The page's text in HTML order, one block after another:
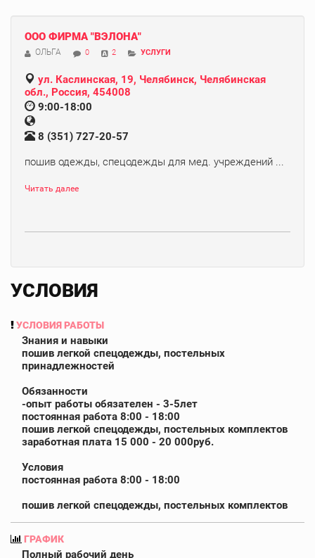
ООО ФИРМА "ВЭЛОНА"
ОЛЬГА 0 2 УСЛУГИ
ул. Каслинская, 19, Челябинск, Челябинская
обл., Россия, 454008
9:00-18:00
8 (351) 727-20-57
пошив одежды, спецодежды для мед. учреждений ...
Читать далее
УСЛОВИЯ
УСЛОВИЯ РАБОТЫ
Знания и навыки
пошив легкой спецодежды, постельных
принадлежностей
Обязанности
-опыт работы обязателен - 3-5лет
постоянная работа 8:00 - 18:00
пошив легкой спецодежды, постельных комплектов
заработная плата 15 000 - 20 000руб.
Условия
постоянная работа 8:00 - 18:00
пошив легкой спецодежды, постельных комплектов
ГРАФИК
Полный рабочий день